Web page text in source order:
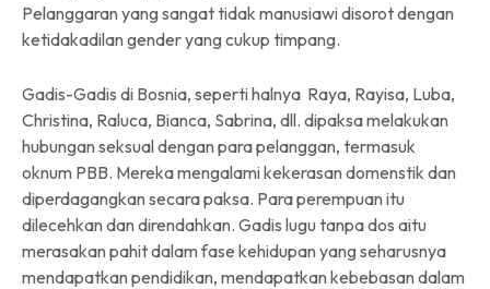
Pelanggaran yang sangat tidak manusiawi disorot dengan
ketidakadilan gender yang cukup timpang.
Gadis-Gadis di Bosnia, seperti halnya Raya, Rayisa, Luba,
Christina, Raluca, Bianca, Sabrina, dll. dipaksa melakukan
hubungan seksual dengan para pelanggan, termasuk
oknum PBB. Mereka mengalami kekerasan domenstik dan
diperdagangkan secara paksa. Para perempuan itu
dilecehkan dan direndahkan. Gadis lugu tanpa dos aitu
merasakan pahit dalam fase kehidupan yang seharusnya
mendapatkan pendidikan, mendapatkan kebebasan dalam